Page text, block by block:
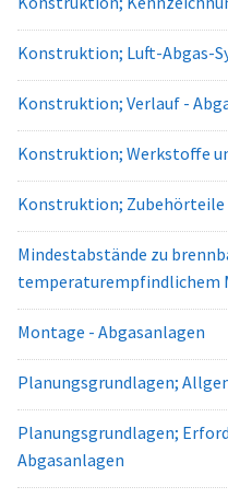
Konstruktion; Luft-Abgas-
Konstruktion; Verlauf -
Konstruktion; Werkstoffe
Konstruktion; Zubehörteile
Mindestabstände zu
temperaturempfindlichem
Montage - Abgasanlagen
Planungsgrundlagen;
Planungsgrundlagen;
Abgasanlagen